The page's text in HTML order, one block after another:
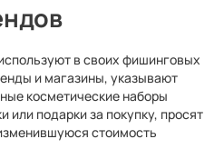
в своих фишинговых
и магазины, указывают
косметические наборы
или подарки за покупку, просят
стоимость